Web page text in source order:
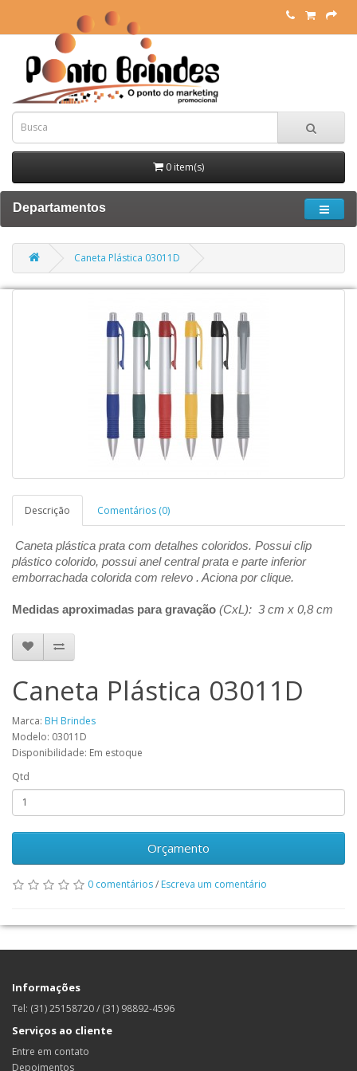
0 item(s)
Departamentos
Caneta Plástica 03011D
Descrição Comentários (0)
Caneta plástica prata com detalhes coloridos. Possui clip
plástico colorido, possui anel central prata e parte inferior
emborrachada colorida com relevo . Aciona por clique.
Medidas aproximadas para gravação (CxL): 3 cm x 0,8 cm
Caneta Plástica 03011D
Marca: BH Brindes
Modelo: 03011D
Disponibilidade: Em estoque
Qtd
Orçamento
0 comentários/ Escreva um comentário
Informações
Tel: (31) 25158720 / (31) 98892-4596
Serviços ao cliente
Entre em contato
Depoimentos